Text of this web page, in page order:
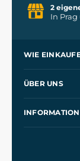
2
In
WIE
Kontakt
ÜBER UNS